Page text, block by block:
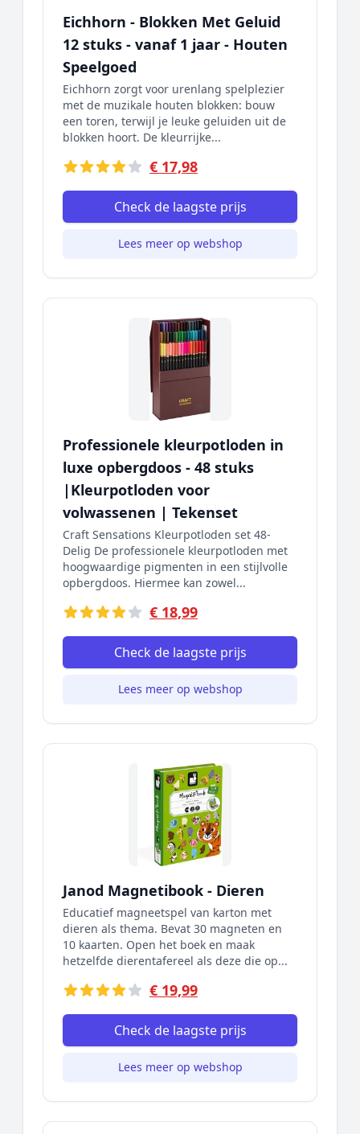
Eichhorn - Blokken Met Geluid
12 stuks - vanaf 1 jaar - Houten
Speelgoed
Eichhorn zorgt voor urenlang spelplezier
met de muzikale houten blokken: bouw
een toren, terwijl je leuke geluiden uit de
blokken hoort. De kleurrijke...
€ 17,98
Check de laagste prijs
Lees meer op webshop
Professionele kleurpotloden in
luxe opbergdoos - 48 stuks
|Kleurpotloden voor
volwassenen | Tekenset
Craft Sensations Kleurpotloden set 48-
Delig De professionele kleurpotloden met
hoogwaardige pigmenten in een stijlvolle
opbergdoos. Hiermee kan zowel...
€ 18,99
Check de laagste prijs
Lees meer op webshop
Janod Magnetibook - Dieren
Educatief magneetspel van karton met
dieren als thema. Bevat 30 magneten en
10 kaarten. Open het boek en maak
hetzelfde dierentafereel als deze die op...
€ 19,99
Check de laagste prijs
Lees meer op webshop